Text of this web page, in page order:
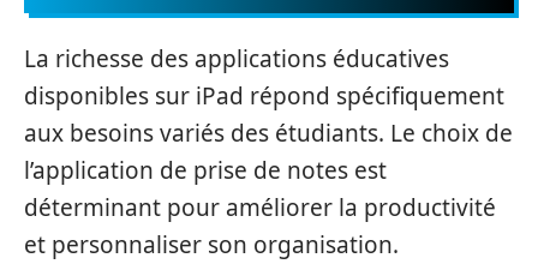
La richesse des applications éducatives
disponibles sur iPad répond spécifiquement
aux besoins variés des étudiants. Le choix de
l’application de prise de notes est
déterminant pour améliorer la productivité
et personnaliser son organisation.